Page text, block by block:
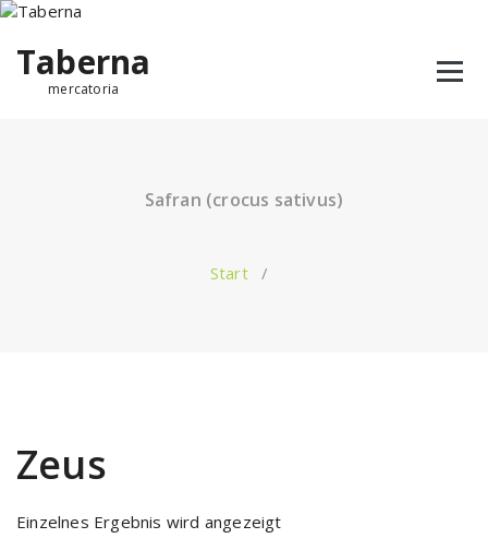
Taberna
mercatoria
Safran (crocus sativus)
Start/
Zeus
Einzelnes Ergebnis wird angezeigt